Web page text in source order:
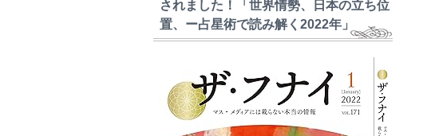
されました！「世界情勢、日本の立ち位
置、ー占星術で読み解く2022年」